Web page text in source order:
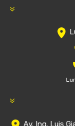
Av. Ing. Luis